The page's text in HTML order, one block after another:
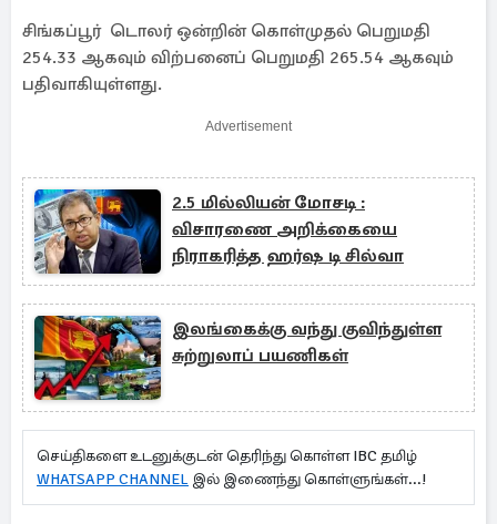
சிங்கப்பூர் டொலர் ஒன்றின் கொள்முதல் பெறுமதி
254.33 ஆகவும் விற்பனைப் பெறுமதி 265.54 ஆகவும்
பதிவாகியுள்ளது.
Advertisement
2.5 மில்லியன் மோசடி :
விசாரணை அறிக்கையை
நிராகரித்த ஹர்ஷ டி சில்வா
இலங்கைக்கு வந்து குவிந்துள்ள
சுற்றுலாப் பயணிகள்
செய்திகளை உடனுக்குடன் தெரிந்து கொள்ள IBC தமிழ்
WHATSAPP CHANNEL இல் இணைந்து கொள்ளுங்கள்...!